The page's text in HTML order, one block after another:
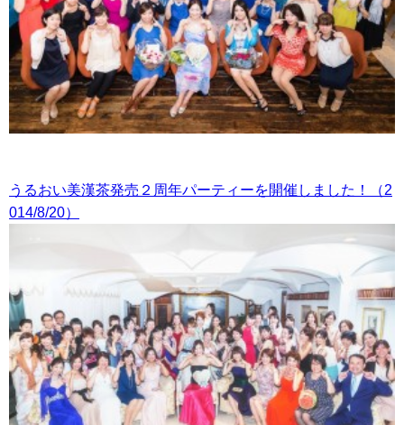
うるおい美漢茶発売２周年パーティーを開催しました！（2
014/8/20）